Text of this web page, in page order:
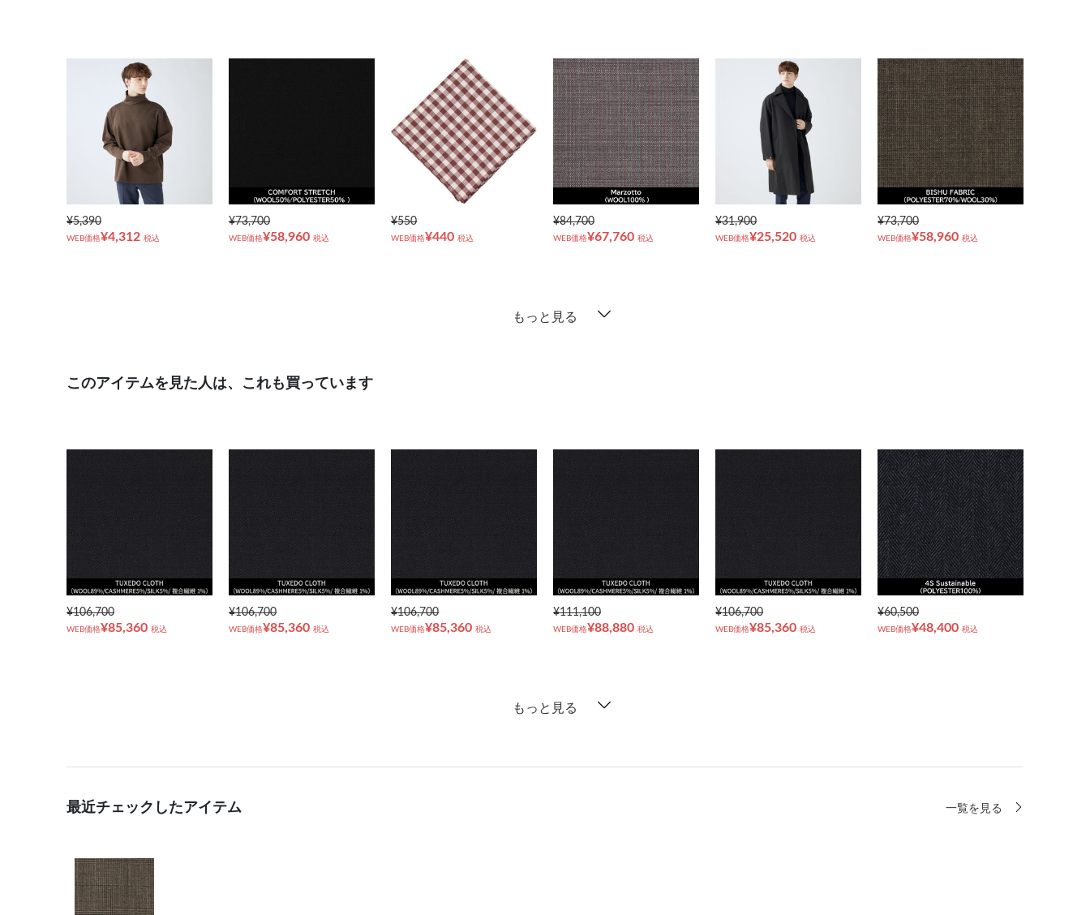
¥5,390
WEB価格¥4,312 税込
¥73,700
WEB価格¥58,960 税込
¥550
WEB価格¥440 税込
¥84,700
WEB価格¥67,760 税込
¥31,900
WEB価格¥25,520 税込
¥73,700
WEB価格¥58,960 税込
もっと見る
このアイテムを見た人は、これも買っています
¥106,700
WEB価格¥85,360 税込
¥106,700
WEB価格¥85,360 税込
¥106,700
WEB価格¥85,360 税込
¥111,100
WEB価格¥88,880 税込
¥106,700
WEB価格¥85,360 税込
¥60,500
WEB価格¥48,400 税込
もっと見る
最近チェックしたアイテム 一覧を見る